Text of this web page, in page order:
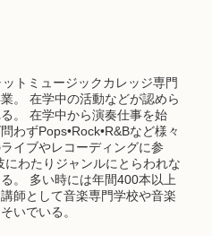
トミュージックカレッジ専門
。 在学中の活動などが認めら
。 在学中から演奏仕事を始
わずPops•Rock•R&Bなど様々
イブやレコーディングに参
わたりジャンルにとらわれな
。 多い時には年間400本以上
師として音楽専門学校や音楽
いでいる。